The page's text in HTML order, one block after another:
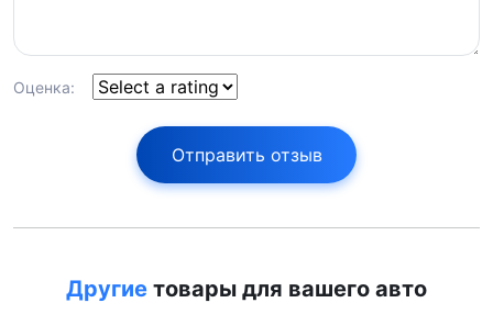
Оценка:
Отправить отзыв
Другие товары для вашего авто